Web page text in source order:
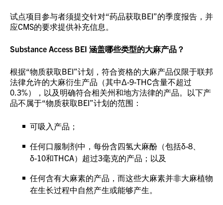
试点项目参与者须提交针对“药品获取BEI”的季度报告，并
应CMS的要求提供补充信息。
Substance Access BEI 涵盖哪些类型的大麻产品？
根据“物质获取BEI”计划，符合资格的大麻产品仅限于联邦
法律允许的大麻衍生产品（其中Δ-9-THC含量不超过
0.3%），以及明确符合相关州和地方法律的产品。以下产
品不属于“物质获取BEI”计划的范围：
可吸入产品；
任何口服制剂中，每份含四氢大麻酚（包括δ-8、
δ-10和THCA）超过3毫克的产品；以及
任何含有大麻素的产品，而这些大麻素并非大麻植物
在生长过程中自然产生或能够产生。